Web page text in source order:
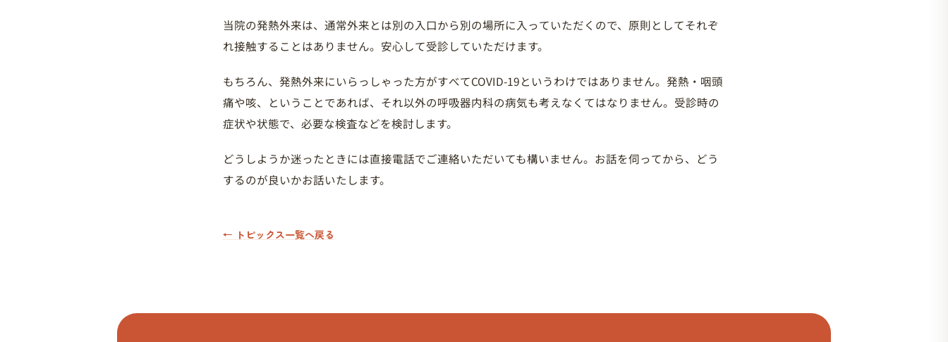
当院の発熱外来は、通常外来とは別の入口から別の場所に入っていただくので、原則としてそれぞ
れ接触することはありません。安心して受診していただけます。
もちろん、発熱外来にいらっしゃった方がすべてCOVID-19というわけではありません。発熱・咽頭
痛や咳、ということであれば、それ以外の呼吸器内科の病気も考えなくてはなりません。受診時の
症状や状態で、必要な検査などを検討します。
どうしようか迷ったときには直接電話でご連絡いただいても構いません。お話を伺ってから、どう
するのが良いかお話いたします。
← トピックス一覧へ戻る